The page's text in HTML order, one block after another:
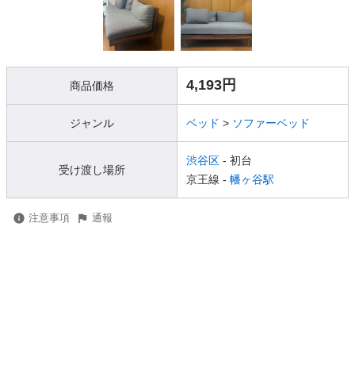
商品価格 4,193円
ジャンル ベッド > ソファーベッド
受け渡し場所
渋谷区 - 初台
京王線 - 幡ヶ谷駅
注意事項 通報